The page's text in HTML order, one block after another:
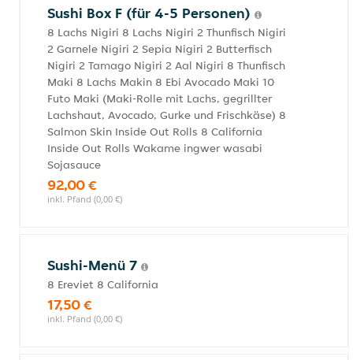
Sushi Box F (für 4-5 Personen)
8 Lachs Nigiri 8 Lachs Nigiri 2 Thunfisch Nigiri
2 Garnele Nigiri 2 Sepia Nigiri 2 Butterfisch
Nigiri 2 Tamago Nigiri 2 Aal Nigiri 8 Thunfisch
Maki 8 Lachs Makin 8 Ebi Avocado Maki 10
Futo Maki (Maki-Rolle mit Lachs, gegrillter
Lachshaut, Avocado, Gurke und Frischkäse) 8
Salmon Skin Inside Out Rolls 8 California
Inside Out Rolls Wakame ingwer wasabi
Sojasauce
92,00 €
inkl. Pfand (0,00 €)
Sushi-Menü 7
8 Ereviet 8 California
17,50 €
inkl. Pfand (0,00 €)